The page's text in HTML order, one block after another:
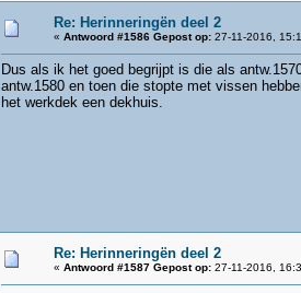
Re: Herinneringën deel 2
« Antwoord #1586 Gepost op: 27-11-2016,
Dus als ik het goed begrijpt is die als
antw.1580 en toen die stopte met vissen
het werkdek een dekhuis.
Re: Herinneringën deel 2
« Antwoord #1587 Gepost op: 27-11-2016,